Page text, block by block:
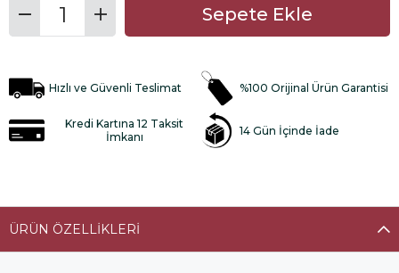
Hızlı ve Güvenli Teslimat %100 Orijinal Ürün Garantisi
Kredi Kartına 12 Taksit
İmkanı
14 Gün İçinde İade
ÜRÜN ÖZELLIKLERI